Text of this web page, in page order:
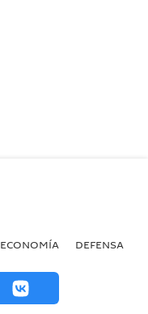
ECONOMÍA DEFENSA